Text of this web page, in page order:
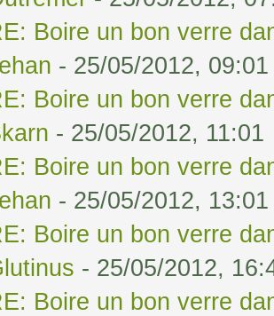
Boire un bon verre
- 25/05/2012, 09:01
Boire un bon verre
- 25/05/2012, 11:01
Boire un bon verre
- 25/05/2012, 13:01
Boire un bon verre
- 25/05/2012,
Boire un bon verre